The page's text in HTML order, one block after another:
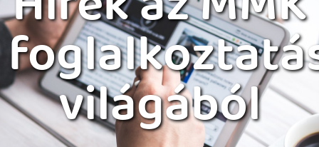
világából